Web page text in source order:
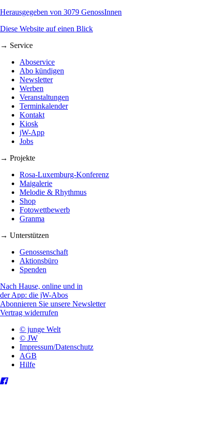
Herausgegeben von 3079 GenossInnen
Diese Website auf einen Blick
→ Service
Aboservice
Abo kündigen
Newsletter
Werben
Veranstaltungen
Terminkalender
Kontakt
Kiosk
jW-App
Jobs
→ Projekte
Rosa-Luxemburg-Konferenz
Maigalerie
Melodie & Rhythmus
Shop
Fotowettbewerb
Granma
→ Unterstützen
Genossenschaft
Aktionsbüro
Spenden
Nach Hause, online und in
der App: die jW-Abos
Abonnieren Sie unsere Newsletter
Vertrag widerrufen
© junge Welt
© JW
Impressum/Datenschutz
AGB
Hilfe